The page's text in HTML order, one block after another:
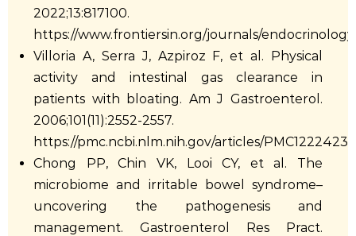
2022;13:817100.
https://www.frontiersin.org/journals/
Villoria A, Serra J, Azpiroz F, et al. Physical
activity and intestinal gas clearance in
patients with bloating. Am J Gastroenterol.
2006;101(11):2552-2557.
https://pmc.ncbi.nlm.nih.gov/articles/
Chong PP, Chin VK, Looi CY, et al. The
microbiome and irritable bowel syndrome–
uncovering the pathogenesis and
management. Gastroenterol Res Pract.